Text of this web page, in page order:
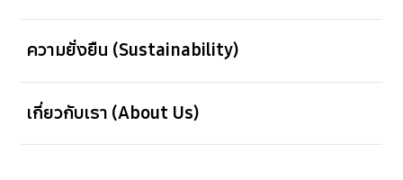
ความยั่งยืน (Sustainability)
เกี่ยวกับเรา (About Us)